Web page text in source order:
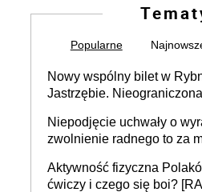
Popularne
Nowy wspólny bilet w
Jastrzębie.
Niepodjęcie uchwały o
zwolnienie radnego to za
rozstrzygać sprawy
Aktywność fizyczna
ćwiczy i czego się boi?